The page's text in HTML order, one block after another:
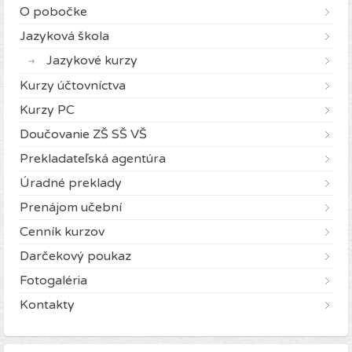
O pobočke
Jazyková škola
Jazykové kurzy
Kurzy účtovníctva
Kurzy PC
Doučovanie ZŠ SŠ VŠ
Prekladateľská agentúra
Úradné preklady
Prenájom učební
Cenník kurzov
Darčekový poukaz
Fotogaléria
Kontakty